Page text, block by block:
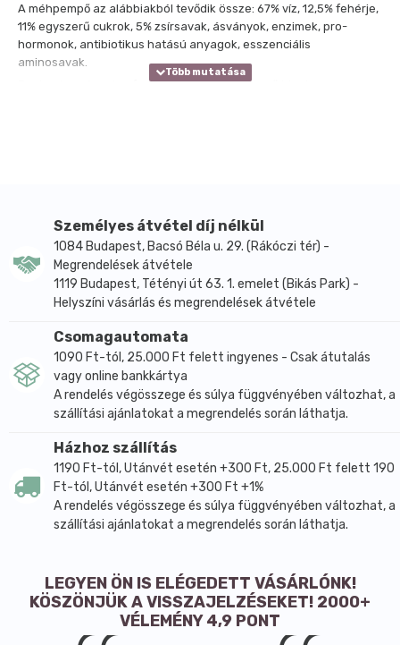
A méhpempő az alábbiakból tevődik össze: 67% víz, 12,5% fehérje,
11% egyszerű cukrok, 5% zsírsavak, ásványok, enzimek, pro-
hormonok, antibiotikus hatású anyagok, esszenciális
aminosavak.
Fontos természetes forrása az acetilkolin nevű idegi
találhatók meg a méhpempőben.
Továbbá tartalmaz DNS-t és RNS-t melyek rákos
megbetegedéseknél fontos szerepet töltenek be.
Ásványi anyagokban és nyomelemekben gazdag: kálium, kalcium,
nátrium, cink, vas, réz, mangán, magnézium, foszfor, szelén,
Legfontosabb cukortartalma a fruktóz és a glükóz, melyeket a
sejtjeink közvetlenül használnak fel mint energiát, inzulin
használata nélkül. Telített zsírsavakat tartalmaz, amelyek a
helyes szervi folyamatokhoz elengedhetetlenek.
A méhpempőt, méhpempős termékeket az alábbi területeken
keresnek fel engem vásárlók:
Gyulladáscsökkentő és baktériumölő hatással rendelkezik
Méregtelenítő hatású
Szív és érrendszeri problémákra nyújt hatékony megoldást
Szabályozza a vérnyomást, csökkenti az infarktus esélyét
Meddő hölgyeknél segíti a megtermékenyítést, teherbeesést
Kismamáknál tejképződést fokoz
Rossz étvágy esetén étvágy fokozó hatása van
Rosszul alvó gyerekeken is segített már
Személyes átvétel díj nélkül
1084 Budapest, Bacsó Béla u. 29. (Rákóczi tér) -
Megrendelések átvétele
1119 Budapest, Tétényi út 63. 1. emelet (Bikás Park) -
Helyszíni vásárlás és megrendelések átvétele
Csomagautomata
1090 Ft-tól, 25.000 Ft felett ingyenes - Csak átutalás
vagy online bankkártya
A rendelés végösszege és súlya függvényében változhat, a
szállítási ajánlatokat a megrendelés során láthatja.
Házhoz szállítás
1190 Ft-tól, Utánvét esetén +300 Ft, 25.000 Ft felett 190
Ft-tól, Utánvét esetén +300 Ft +1%
A rendelés végösszege és súlya függvényében változhat, a
szállítási ajánlatokat a megrendelés során láthatja.
LEGYEN ÖN IS ELÉGEDETT VÁSÁRLÓNK!
KÖSZÖNJÜK A VISSZAJELZÉSEKET! 2000+
VÉLEMÉNY 4,9 PONT